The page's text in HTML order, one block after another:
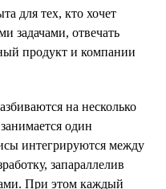
для тех, кто хочет
задачами, отвечать
продукт и компании
на несколько
один
интегрируются между
запараллелив
При этом каждый